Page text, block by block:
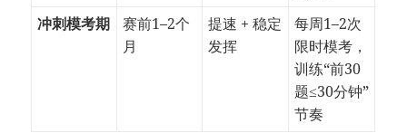
冲刺模考期
赛前1–2个
月
提速 + 稳定
发挥
每周1–2次
限时模考，
训练“前30
题≤30分钟”
节奏